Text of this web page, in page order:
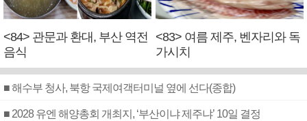
<84> 관문과 환대, 부산 역전
음식
<83> 여름 제주, 벤자리와 독
가시치
■ 해수부 청사, 북항 국제여객터미널 옆에 선다(종합)
■ 2028 유엔 해양총회 개최지, ‘부산이냐 제주냐’ 10일 결정